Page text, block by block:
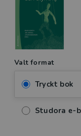
Valt format
Tryckt bok
Studora e-